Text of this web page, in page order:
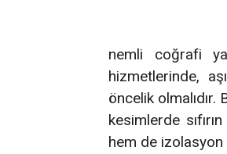
nemli coğrafi
hizmetlerinde,
öncelik olmalıdır.
kesimlerde
hem de izolasyon